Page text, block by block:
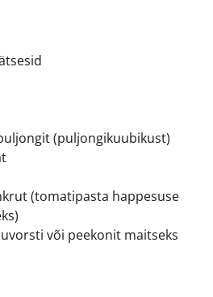
(puljongikuubikust)
(tomatipasta happesuse
või peekonit maitseks